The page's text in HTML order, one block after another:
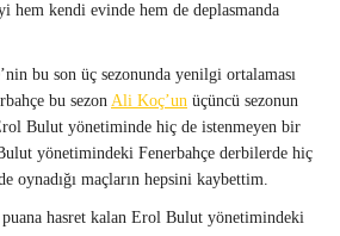
hem kendi evinde hem de deplasmanda
bu son üç sezonunda yenilgi ortalaması
bu sezon Ali Koç’un üçüncü sezonun
Bulut yönetiminde hiç de istenmeyen bir
yönetimindeki Fenerbahçe derbilerde hiç
oynadığı maçların hepsini kaybettim.
hasret kalan Erol Bulut yönetimindeki